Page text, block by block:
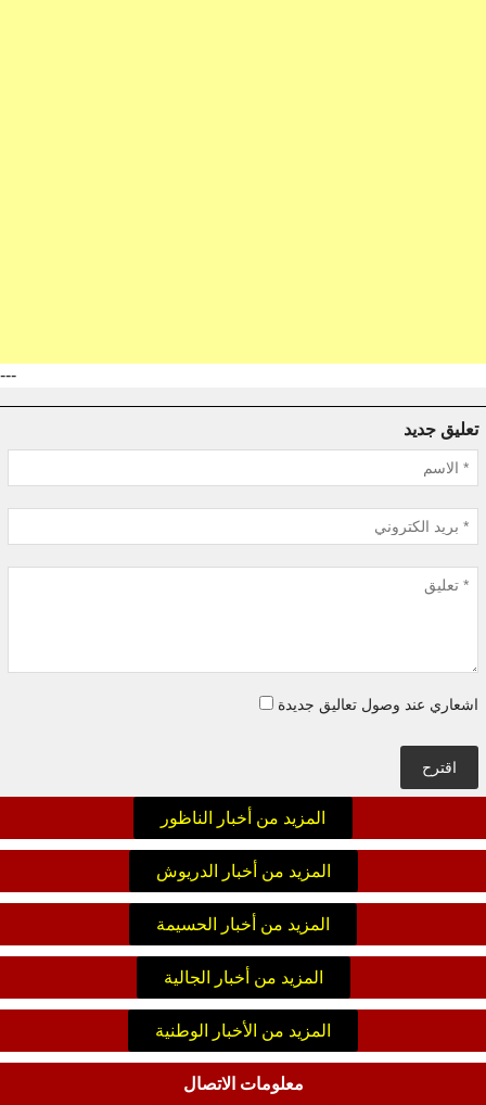
---
تعليق جديد
اشعاري عند وصول تعاليق جديدة
اقترح
المزيد من أخبار الناظور
المزيد من أخبار الدريوش
المزيد من أخبار الحسيمة
المزيد من أخبار الجالية
المزيد من الأخبار الوطنية
معلومات الاتصال